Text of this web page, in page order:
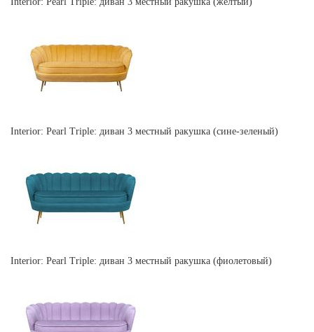
Interior: Pearl Triple: диван 3 местный ракушка (сине-зеленый)
Interior: Pearl Triple: диван 3 местный ракушка (фиолетовый)